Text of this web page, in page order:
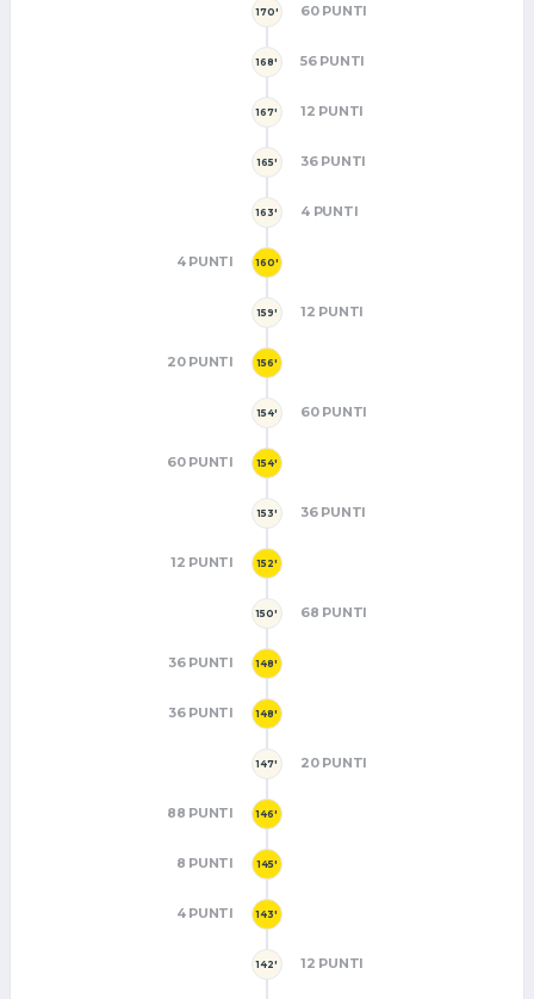
170' 60 PUNTI
168' 56 PUNTI
167' 12 PUNTI
165' 36 PUNTI
163' 4 PUNTI
160'
4 PUNTI
159' 12 PUNTI
156'
20 PUNTI
154' 60 PUNTI
154'
60 PUNTI
153' 36 PUNTI
152'
12 PUNTI
150' 68 PUNTI
148'
36 PUNTI
148'
36 PUNTI
147' 20 PUNTI
146'
88 PUNTI
145'
8 PUNTI
143'
4 PUNTI
142' 12 PUNTI